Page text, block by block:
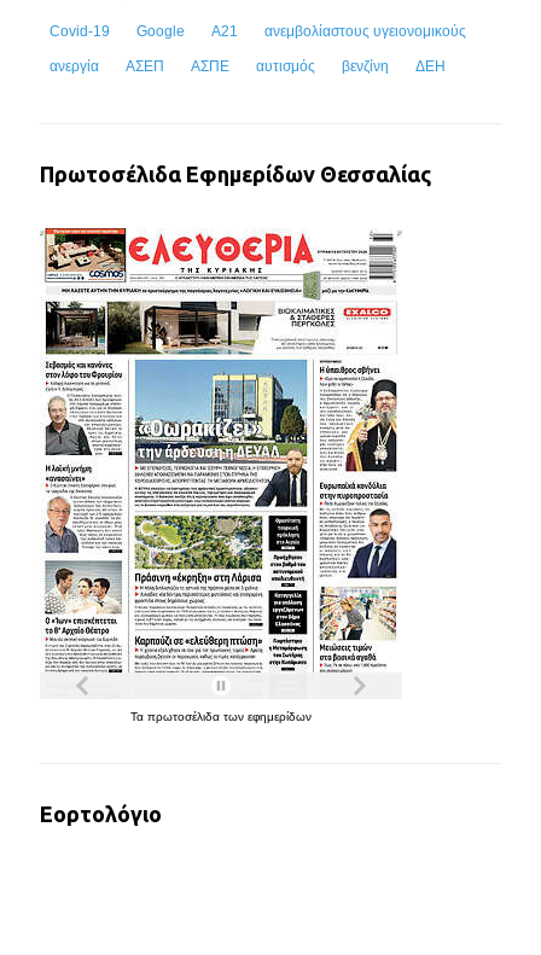
Covid-19 Google Α21 ανεμβολίαστους υγειονομικούς
ανεργία ΑΣΕΠ ΑΣΠΕ αυτισμός βενζίνη ΔΕΗ
Πρωτοσέλιδα Εφημερίδων Θεσσαλίας
Τα πρωτοσέλιδα των εφημερίδων
Εορτολόγιο